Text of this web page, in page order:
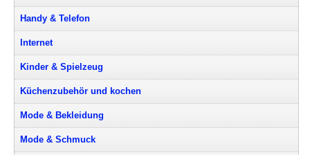
Handy & Telefon
Internet
Kinder & Spielzeug
Küchenzubehör und kochen
Mode & Bekleidung
Mode & Schmuck